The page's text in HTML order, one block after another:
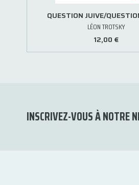
QUESTION JUIVE/
LÉON TROTSKY
12,00 €
INSCRIVEZ-VOUS À NOTRE